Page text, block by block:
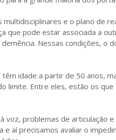
multidisciplinares e o plano de
que pode estar associada a
Nessas condições, o
idade a partir de 50 anos,
limite. Entre eles, estão os
voz, problemas de articulação
e aí precisamos avaliar o